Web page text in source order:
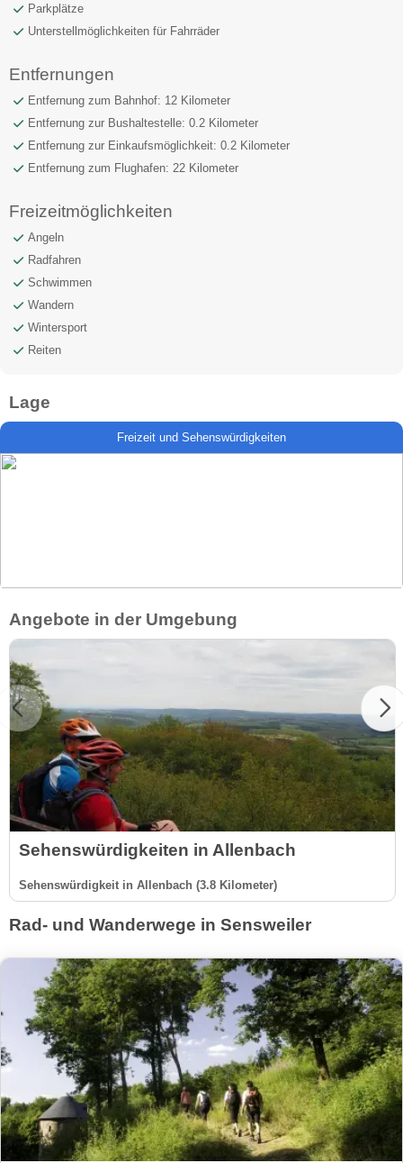
Parkplätze
Unterstellmöglichkeiten für Fahrräder
Entfernungen
Entfernung zum Bahnhof: 12 Kilometer
Entfernung zur Bushaltestelle: 0.2 Kilometer
Entfernung zur Einkaufsmöglichkeit: 0.2 Kilometer
Entfernung zum Flughafen: 22 Kilometer
Freizeitmöglichkeiten
Angeln
Radfahren
Schwimmen
Wandern
Wintersport
Reiten
Lage
Freizeit und Sehenswürdigkeiten
Angebote in der Umgebung
Sehenswürdigkeiten in Allenbach
Sehenswürdigkeit in Allenbach (3.8 Kilometer)
Rad- und Wanderwege in Sensweiler